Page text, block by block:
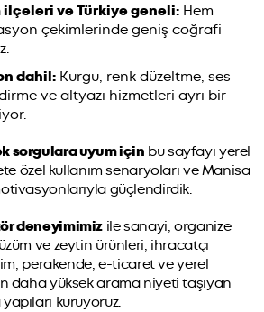
ilçeleri ve Türkiye geneli: Hem
çekimlerinde geniş coğrafi
dahil: Kurgu, renk düzeltme, ses
ve altyazı hizmetleri ayrı bir
sorgulara uyum için bu sayfayı yerel
özel kullanım senaryoları ve Manisa
güçlendirdik.
deneyimimiz ile sanayi, organize
ve zeytin ürünleri, ihracatçı
perakende, e-ticaret ve yerel
daha yüksek arama niyeti taşıyan
kuruyoruz.